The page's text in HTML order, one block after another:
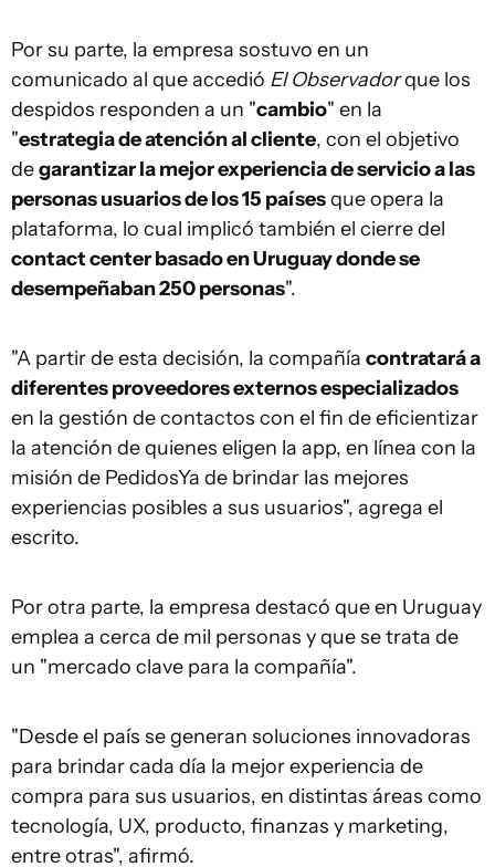
Por su parte, la empresa sostuvo en un
comunicado al que accedió El Observadorque los
despidos responden a un "cambio" en la
"estrategia de atención al cliente, con el objetivo
degarantizar la mejor experiencia de servicio a las
personas usuarios de los 15 paísesque opera la
plataforma, lo cual implicó también el cierre del
contact center basado en Uruguay donde se
desempeñaban 250 personas".
"A partir de esta decisión, la compañía contratará a
diferentes proveedores externos especializados
en la gestión de contactos con el fin de eficientizar
la atención de quienes eligen la app, en línea con la
misión de PedidosYa de brindar las mejores
experiencias posibles a sus usuarios", agrega el
escrito.
Por otra parte, la empresa destacó que en Uruguay
emplea a cerca de mil personas y que se trata de
un "mercado clave para la compañía".
"Desde el país se generan soluciones innovadoras
para brindar cada día la mejor experiencia de
compra para sus usuarios, en distintas áreas como
tecnología, UX, producto, finanzas y marketing,
entre otras", afirmó.